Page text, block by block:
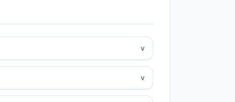
v
v